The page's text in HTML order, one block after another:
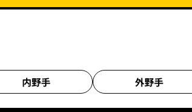
内野手 外野手